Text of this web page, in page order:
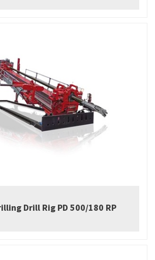
Drill Rig PD 500/180 RP